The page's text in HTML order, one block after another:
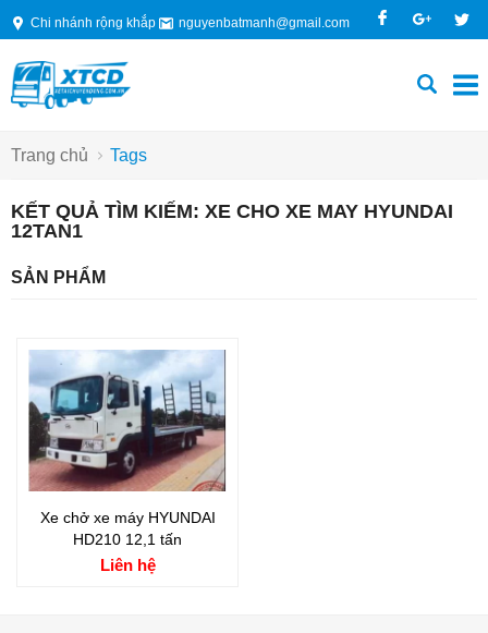
Chi nhánh rộng khắp nguyenbatmanh@gmail.com
Trang chủ Tags
KẾT QUẢ TÌM KIẾM: XE CHO XE MAY HYUNDAI
12TAN1
SẢN PHẨM
Xe chở xe máy HYUNDAI
HD210 12,1 tấn
Liên hệ